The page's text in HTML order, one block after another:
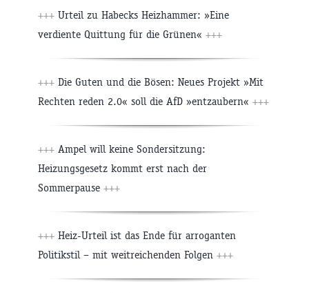
+++ Urteil zu Habecks Heizhammer: »Eine
verdiente Quittung für die Grünen« +++
+++ Die Guten und die Bösen: Neues Projekt »Mit
Rechten reden 2.0« soll die AfD »entzaubern« +++
+++ Ampel will keine Sondersitzung:
Heizungsgesetz kommt erst nach der
Sommerpause +++
+++ Heiz-Urteil ist das Ende für arroganten
Politikstil – mit weitreichenden Folgen +++